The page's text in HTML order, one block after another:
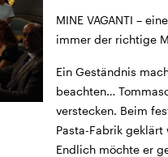
MINE VAGANTI –
immer der richtige
Ein Geständnis
beachten…
verstecken. Beim
Pasta-Fabrik geklärt
Endlich möchte er